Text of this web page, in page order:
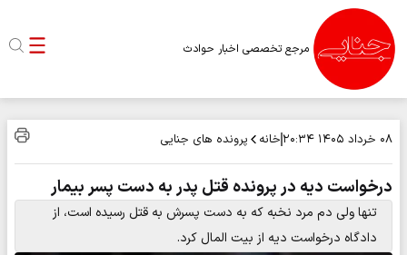
مرجع تخصصی اخبار حوادث
۰۸ خرداد ۱۴۰۵ ۲۰:۳۴ خانه پرونده های جنایی
درخواست دیه در پرونده قتل پدر به دست پسر بیمار
تنها ولی دم مرد نخبه که به دست پسرش به قتل رسیده است، از
دادگاه درخواست دیه از بیت المال کرد.